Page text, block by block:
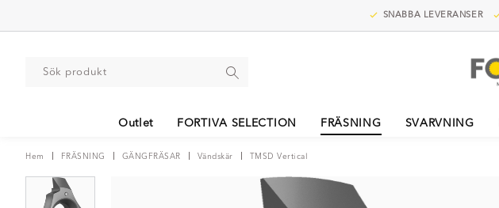
SNABBA LEVERANSER
Outlet FORTIVA SELECTION FRÄSNING SVARVNING
Hem FRÄSNING GÄNGFRÄSAR Vändskär TMSD Vertical